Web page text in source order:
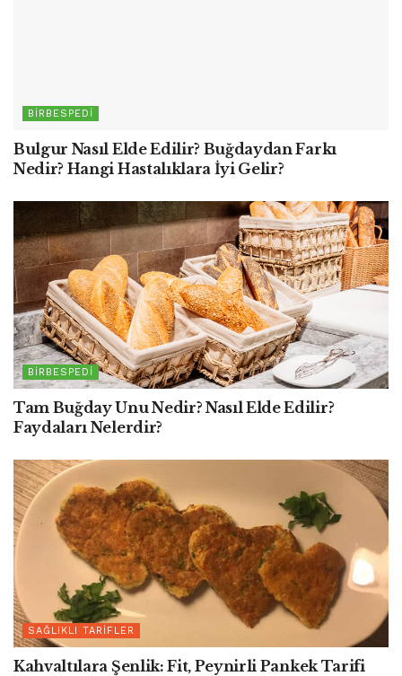
BIRBESPEDI
Bulgur Nasıl Elde Edilir? Buğdaydan Farkı
Nedir? Hangi Hastalıklara İyi Gelir?
BIRBESPEDI
Tam Buğday Unu Nedir? Nasıl Elde Edilir?
Faydaları Nelerdir?
SAĞLIKLI TARIFLER
Kahvaltılara Şenlik: Fit, Peynirli Pankek Tarifi